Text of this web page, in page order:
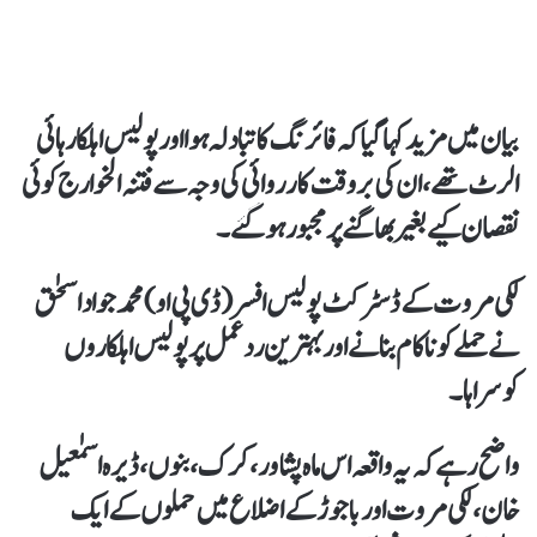
بیان میں مزید کہا گیاکہ فائرنگ کا تبادلہ ہوا اور پولیس اہلکارہائی
الرٹ تھے،ان کی بروقت کارروائی کی وجہ سےفتنہ الخوارج کوئی
نقصان کیےبغیربھاگنے پرمجبور ہو گئے۔
لکی مروت کےڈسٹرکٹ پولیس افسر (ڈی پی او) محمد جواد اسحٰق
نےحملےکو ناکام بنانےاوربہترین ردعمل پر پولیس اہلکاروں
کوسراہا۔
واضح رہےکہ یہ واقعہ اس ماہ پشاور، کرک، بنوں، ڈیرہ اسمٰعیل
خان،لکی مروت اور باجوڑ کےاضلاع میں حملوں کے ایک